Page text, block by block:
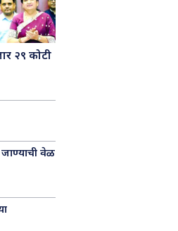
२९ कोटी
जाण्याची वेळ